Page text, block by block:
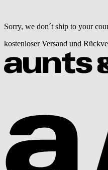
Sorry, we don´t ship to your
kostenloser Versand und